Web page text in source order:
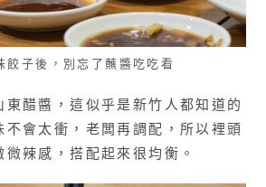
餃子後，別忘了蘸醬吃吃看
醋醬，這似乎是新竹人都知道的
不會太衝，老闆再調配，所以裡頭
辣感，搭配起來很均衡。